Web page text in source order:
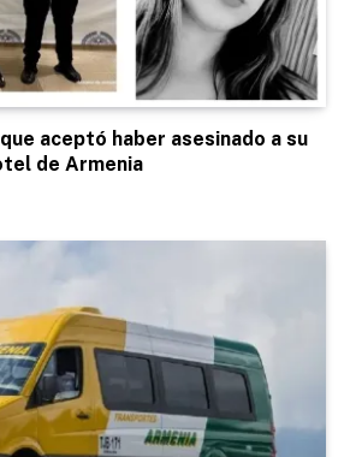
aceptó haber asesinado a su
de Armenia